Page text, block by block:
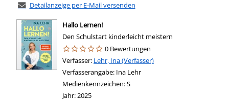
Detailanzeige per E-Mail versenden
Hallo Lernen!
Den Schulstart kinderleicht meistern
0 Bewertungen
Verfasser: Suche nach diesem Verfasser
Lehr, Ina (Verfasser)
Verfasserangabe: Ina Lehr
Medienkennzeichen:S
Jahr:2025